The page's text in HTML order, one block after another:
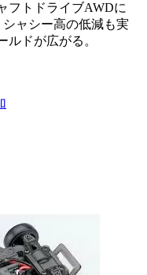
フトドライブAWDに
ャシー高の低減も実
ルドが広がる。